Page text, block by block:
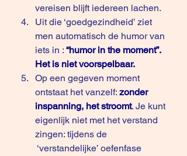
vereisen blijft iedereen lachen.
Uit die ‘goedgezindheid’ ziet
men automatisch de humor van
iets in : “humor in the moment”.
Het is niet voorspelbaar.
Op een gegeven moment
ontstaat het vanzelf: zonder
inspanning, het stroomt. Je kunt
eigenlijk niet met het verstand
zingen: tijdens de
‘verstandelijke’ oefenfase